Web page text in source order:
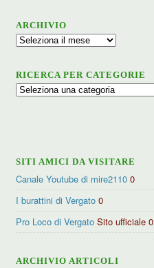
ARCHIVIO
Archivio
RICERCA PER CATEGORIE
Ricerca
SITI AMICI DA VISITARE
Canale Youtube di mire2110 0
I burattini di Vergato 0
Pro Loco di Vergato Sito ufficiale 0
ARCHIVIO ARTICOLI